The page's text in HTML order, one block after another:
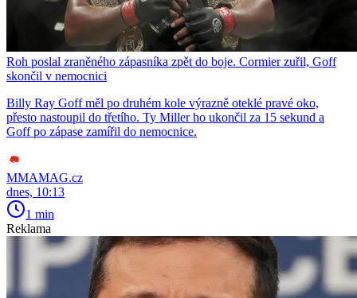
Roh poslal zraněného zápasníka zpět do boje. Cormier zuřil, Goff
skončil v nemocnici
Billy Ray Goff měl po druhém kole výrazně oteklé pravé oko,
přesto nastoupil do třetího. Ty Miller ho ukončil za 15 sekund a
Goff po zápase zamířil do nemocnice.
MMAMAG.cz
dnes, 10:13
1 min
Reklama